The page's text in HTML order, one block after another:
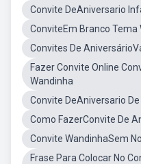
Convite DeAniversario
ConviteEm Branco Tema
Convites De
Fazer Convite Online
Wandinha
Convite DeAniversario
Como FazerConvite De
Convite WandinhaSem
Frase Para Colocar No